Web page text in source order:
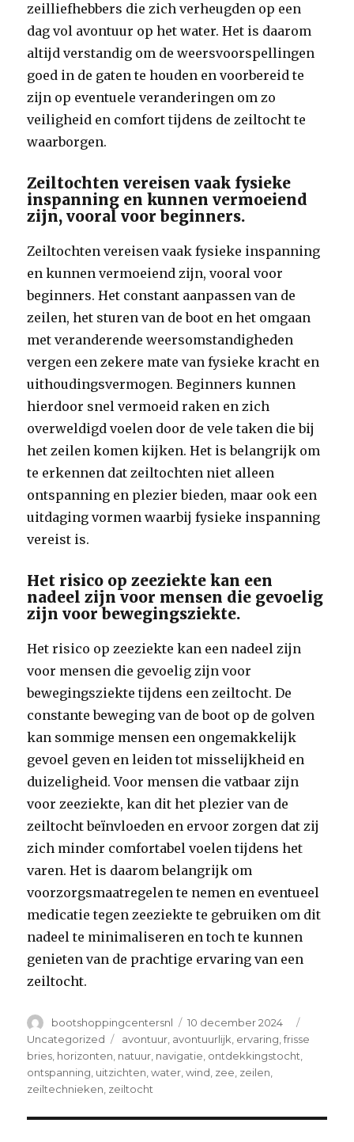
zeilliefhebbers die zich verheugden op een
dag vol avontuur op het water. Het is daarom
altijd verstandig om de weersvoorspellingen
goed in de gaten te houden en voorbereid te
zijn op eventuele veranderingen om zo
veiligheid en comfort tijdens de zeiltocht te
waarborgen.
Zeiltochten vereisen vaak fysieke
inspanning en kunnen vermoeiend
zijn, vooral voor beginners.
Zeiltochten vereisen vaak fysieke inspanning
en kunnen vermoeiend zijn, vooral voor
beginners. Het constant aanpassen van de
zeilen, het sturen van de boot en het omgaan
met veranderende weersomstandigheden
vergen een zekere mate van fysieke kracht en
uithoudingsvermogen. Beginners kunnen
hierdoor snel vermoeid raken en zich
overweldigd voelen door de vele taken die bij
het zeilen komen kijken. Het is belangrijk om
te erkennen dat zeiltochten niet alleen
ontspanning en plezier bieden, maar ook een
uitdaging vormen waarbij fysieke inspanning
vereist is.
Het risico op zeeziekte kan een
nadeel zijn voor mensen die gevoelig
zijn voor bewegingsziekte.
Het risico op zeeziekte kan een nadeel zijn
voor mensen die gevoelig zijn voor
bewegingsziekte tijdens een zeiltocht. De
constante beweging van de boot op de golven
kan sommige mensen een ongemakkelijk
gevoel geven en leiden tot misselijkheid en
duizeligheid. Voor mensen die vatbaar zijn
voor zeeziekte, kan dit het plezier van de
zeiltocht beïnvloeden en ervoor zorgen dat zij
zich minder comfortabel voelen tijdens het
varen. Het is daarom belangrijk om
voorzorgsmaatregelen te nemen en eventueel
medicatie tegen zeeziekte te gebruiken om dit
nadeel te minimaliseren en toch te kunnen
genieten van de prachtige ervaring van een
zeiltocht.
Author
bootshoppingcentersnl
Posted
on
10 december 2024
Uncategorized
Tags
avontuur avontuurlijk ervaring ,frisse
bries horizonten natuur navigatie ontdekkingstocht
ontspanning uitzichten ,water ,wind zee zeilen
zeiltechnieken zeiltocht